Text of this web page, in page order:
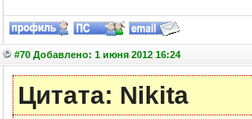
#70 Добавлено: 1 июня 2012 16:24
Цитата: Nikita